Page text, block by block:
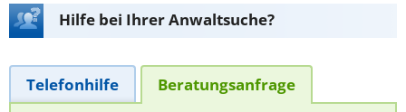
Hilfe bei Ihrer Anwaltsuche?
Telefonhilfe Beratungsanfrage